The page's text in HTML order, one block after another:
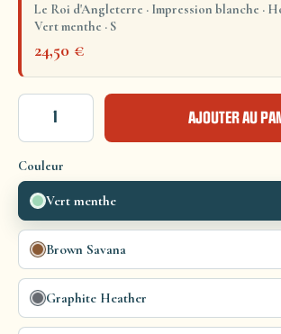
Le Roi d'Angleterre · Impression blanche ·
Vert menthe · S
24,50 €
AJOUTER AU
Couleur
Vert menthe
Brown Savana
Graphite Heather